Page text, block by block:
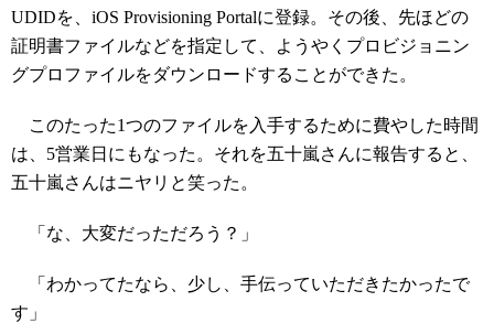
UDIDを、iOS Provisioning Portalに登録。その後、先ほどの
証明書ファイルなどを指定して、ようやくプロビジョニン
グプロファイルをダウンロードすることができた。
このたった1つのファイルを入手するために費やした時間
は、5営業日にもなった。それを五十嵐さんに報告すると、
五十嵐さんはニヤリと笑った。
「な、大変だっただろう？」
「わかってたなら、少し、手伝っていただきたかったで
す」